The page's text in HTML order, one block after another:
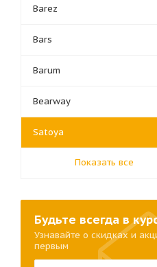
Barez
Bars
Barum
Bearway
Satoya
Показать все
Будьте всегда в
Узнавайте о скидках и
первым